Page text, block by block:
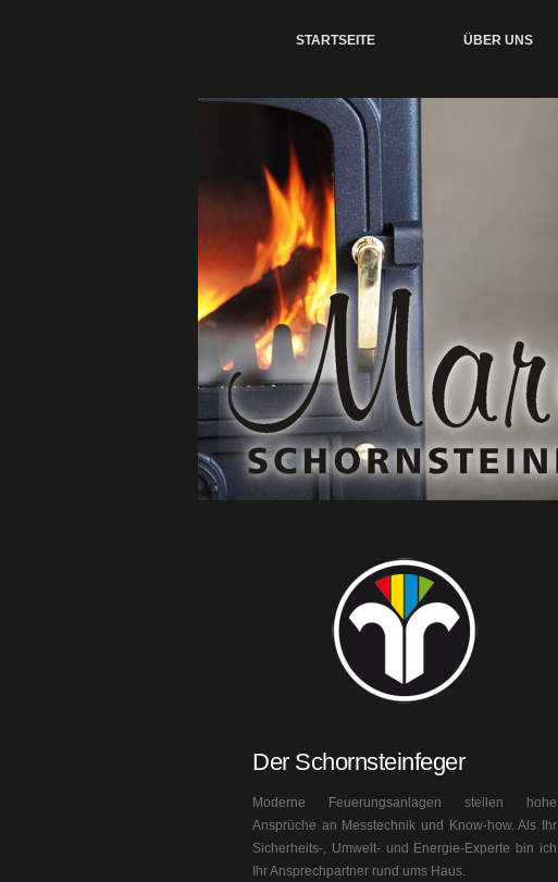
STARTSEITE ÜBER UNS
Der Schornsteinfeger
Moderne Feuerungsanlagen stellen hohe
Ansprüche an Messtechnik und Know-how. Als Ihr
Sicherheits-, Umwelt- und Energie-Experte bin ich
Ihr Ansprechpartner rund ums Haus.